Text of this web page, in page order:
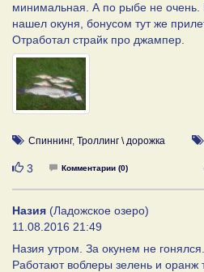
минимальная. А по рыбе не очень.
нашел окуня, бонусом тут же
Отработал страйк про джампер.
Спиннинг, Троллинг \ дорожка
Нравится
3 Комментарии (0)
Назия (Ладожское озеро)
11.08.2016 21:49
Назия утром. За окунем не
Работают воблеры зелень и оранж